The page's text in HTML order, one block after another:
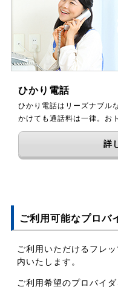
ひかり電話
ひかり電話はリーズナブル
かけても通話料は一律。お
詳
ご利用可能なプロバ
ご利用いただけるフレ
内いたします。
ご利用希望のプロバイダ